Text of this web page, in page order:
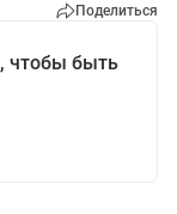
Поделиться
, чтобы быть